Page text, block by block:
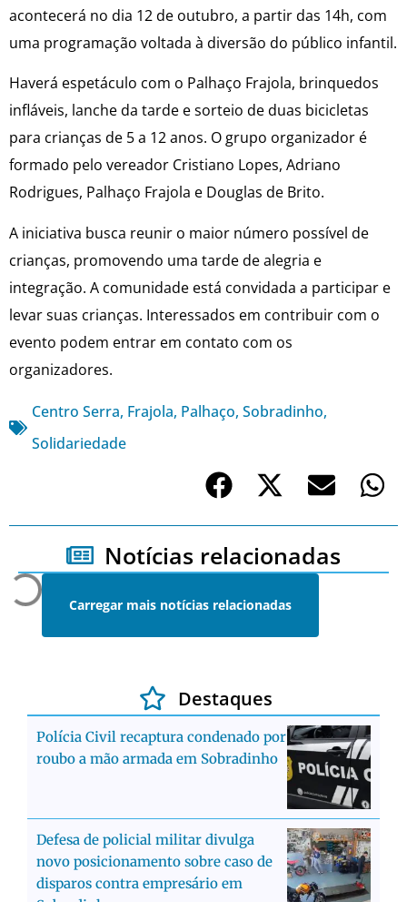
acontecerá no dia 12 de outubro, a partir das 14h, com
uma programação voltada à diversão do público infantil.
Haverá espetáculo com o Palhaço Frajola, brinquedos
infláveis, lanche da tarde e sorteio de duas bicicletas
para crianças de 5 a 12 anos. O grupo organizador é
formado pelo vereador Cristiano Lopes, Adriano
Rodrigues, Palhaço Frajola e Douglas de Brito.
A iniciativa busca reunir o maior número possível de
crianças, promovendo uma tarde de alegria e
integração. A comunidade está convidada a participar e
levar suas crianças. Interessados em contribuir com o
evento podem entrar em contato com os
organizadores.
Centro Serra, Frajola, Palhaço, Sobradinho,
Solidariedade
Notícias relacionadas
Carregar mais notícias relacionadas
Destaques
Polícia Civil recaptura condenado por
roubo a mão armada em Sobradinho
Defesa de policial militar divulga
novo posicionamento sobre caso de
disparos contra empresário em